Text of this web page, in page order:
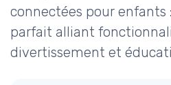
connectées pour enfants
parfait alliant
divertissement et